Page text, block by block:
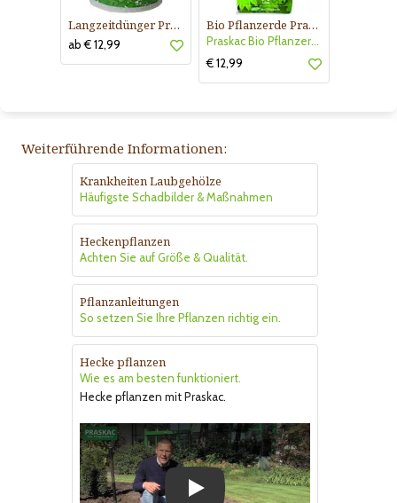
Langzeitdünger Praskac
ab € 12,99
Bio Pflanzerde Praskac
Praskac Bio Pflanzerde
€ 12,99
Weiterführende Informationen:
Krankheiten Laubgehölze
Häufigste Schadbilder & Maßnahmen
Heckenpflanzen
Achten Sie auf Größe & Qualität.
Pflanzanleitungen
So setzen Sie Ihre Pflanzen richtig ein.
Hecke pflanzen
Wie es am besten funktioniert.
Hecke pflanzen mit Praskac.